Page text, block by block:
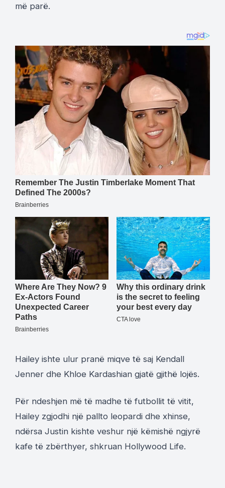
më parë.
Hailey ishte ulur pranë miqve të saj Kendall
Jenner dhe Khloe Kardashian gjatë gjithë lojës.
Për ndeshjen më të madhe të futbollit të vitit,
Hailey zgjodhi një pallto leopardi dhe xhinse,
ndërsa Justin kishte veshur një këmishë ngjyrë
kafe të zbërthyer, shkruan Hollywood Life.